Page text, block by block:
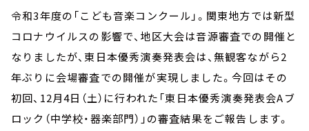
イベント・グッズ
YouTube
会社情報
令和3年度の「こども音楽コンクール」。関東地方では新型
コロナウイルスの影響で、地区大会は音源審査での開催と
なりましたが、東日本優秀演奏発表会は、無観客ながら2
年ぶりに会場審査での開催が実現しました。今回はその
初回、12月4日（土）に行われた「東日本優秀演奏発表会Aブ
ロック（中学校・器楽部門）」の審査結果をご報告します。